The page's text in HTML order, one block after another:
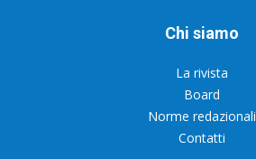
Chi siamo
La rivista
Board
Norme redazionali
Contatti